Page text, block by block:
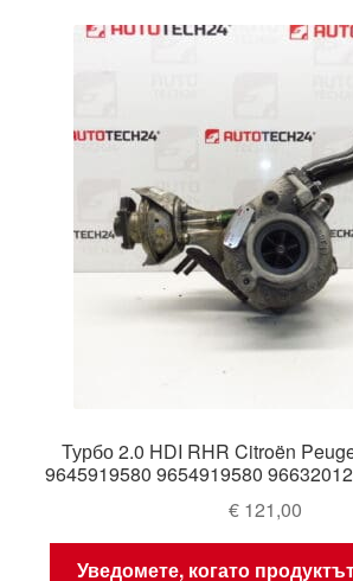
Турбо 2.0 HDI RHR Citroën
9645919580 9654919580
€ 121,00
Уведомете, когато